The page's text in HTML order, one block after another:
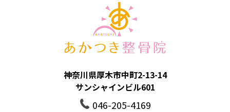
神奈川県厚木市中町2-13-14
サンシャインビル601
046-205-4169